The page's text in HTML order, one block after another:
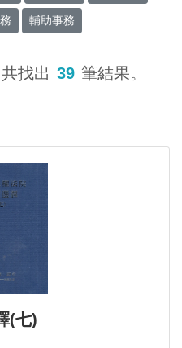
輔助事務
共找出 39 筆結果。
(七)